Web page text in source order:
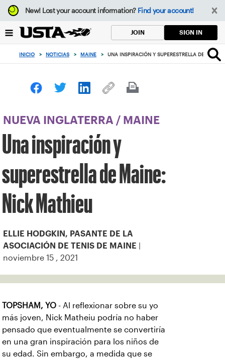
Enfoque
desde
botón
volver
principio
New!Lost your account information? Find your account!
JOIN SIGN IN
INICIO > NOTICIAS > MAINE > UNA INSPIRACIÓN Y SUPERESTRELLA DE
NUEVA INGLATERRA / MAINE
Una inspiración y
superestrella de Maine:
Nick Mathieu
ELLIE HODGKIN, PASANTE DE LA
ASOCIACIÓN DE TENIS DE MAINE
noviembre 15 , 2021
TOPSHAM, YO - Al reflexionar sobre su yo
más joven, Nick Matheiu podría no haber
pensado que eventualmente se convertiría
en una gran inspiración para los niños de
su edad. Sin embargo, a medida que se